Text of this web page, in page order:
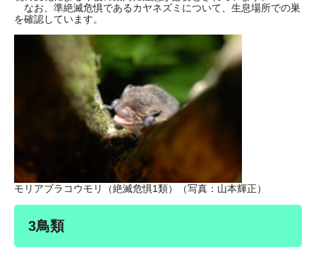
なお、準絶滅危惧であるカヤネズミについて、生息場所での巣
を確認しています。
モリアブラコウモリ（絶滅危惧1類）（写真：山本輝正）
3鳥類